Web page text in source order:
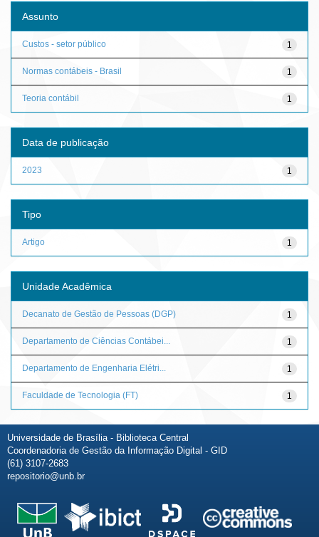
Assunto
1
Custos - setor público
1
Normas contábeis - Brasil
1
Teoria contábil
Data de publicação
1
2023
Tipo
1
Artigo
Unidade Acadêmica
1
Decanato de Gestão de Pessoas (DGP)
1
Departamento de Ciências Contábei...
1
Departamento de Engenharia Elétri...
1
Faculdade de Tecnologia (FT)
Universidade de Brasília - Biblioteca Central
Coordenadoria de Gestão da Informação Digital - GID
(61) 3107-2683
repositorio@unb.br